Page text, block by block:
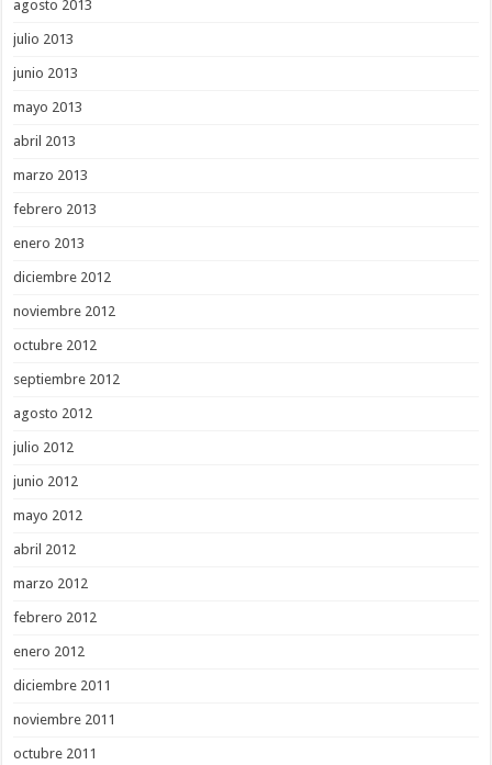
agosto 2013
julio 2013
junio 2013
mayo 2013
abril 2013
marzo 2013
febrero 2013
enero 2013
diciembre 2012
noviembre 2012
octubre 2012
septiembre 2012
agosto 2012
julio 2012
junio 2012
mayo 2012
abril 2012
marzo 2012
febrero 2012
enero 2012
diciembre 2011
noviembre 2011
octubre 2011